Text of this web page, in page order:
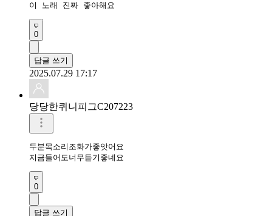
이 노래 진짜 좋아해요
0
답글 쓰기
2025.07.29 17:17
당당한퀴니피그C207223
두분목소리조화가좋앗어요
지금들어도너무듣기좋네요
0
답글 쓰기